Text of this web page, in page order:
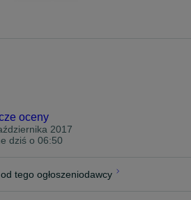
oceny
2017
dziś o 06:50
tego ogłoszeniodawcy